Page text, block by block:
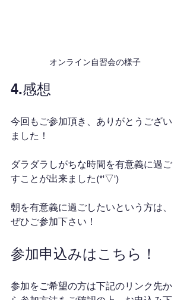
オンライン自習会の様子
4.感想
今回もご参加頂き、ありがとうござい
ました！
ダラダラしがちな時間を有意義に過ご
すことが出来ました(*'▽')
朝を有意義に過ごしたいという方は、
ぜひご参加下さい！
参加申込みはこちら！
参加をご希望の方は下記のリンク先か